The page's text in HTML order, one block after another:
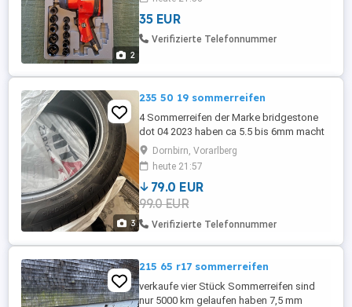
2
35 EUR
Verifizierte Telefonnummer
3
235 50 19 sommerreifen
4 Sommerreifen der Marke bridgestone
dot 04 2023 haben ca 5.5 bis 6mm macht
angebote
Dornbirn, Vorarlberg
heute 21:57
79.0 EUR
99.0 EUR
Verifizierte Telefonnummer
215 65 r17 sommerreifen
verkaufe vier Stück Sommerreifen sind
nur 5000 km gelaufen haben 7,5 mm